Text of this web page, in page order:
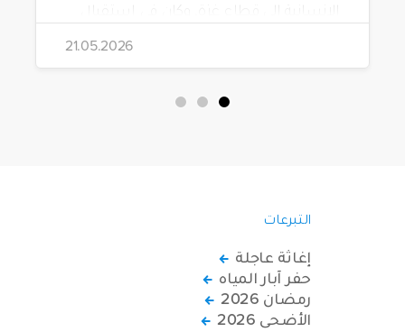
21.05.2026
التبرعات
إغاثة عاجلة
حفر آبار المياه
رمضان 2026
الأضحى 2026